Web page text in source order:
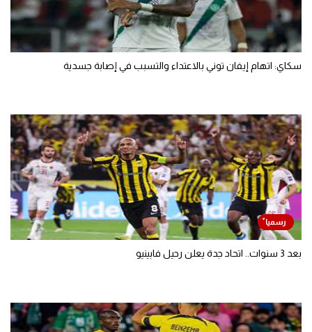
سكاي: اتهام إيفان توني بالاعتداء والتسبب في إصابة جسدية
بعد 3 سنوات.. اتحاد جدة يعلن رحيل فابينيو